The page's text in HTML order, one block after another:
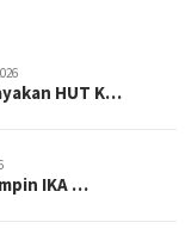
HUT K…
IKA …